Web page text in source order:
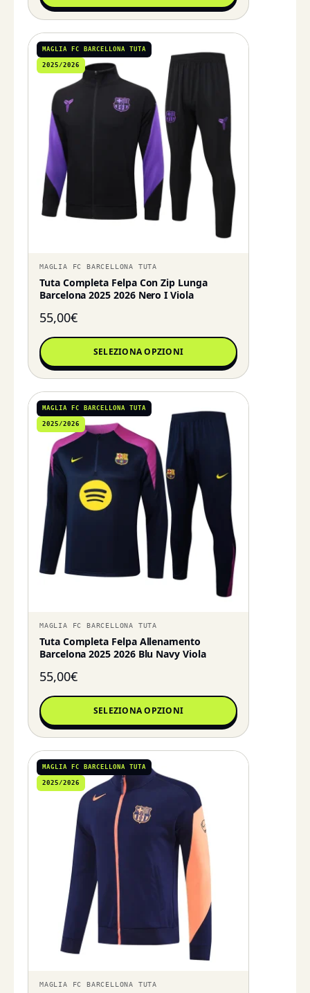
MAGLIA FC BARCELLONA TUTA
2025/2026
MAGLIA FC BARCELLONA TUTA
Tuta Completa Felpa Con Zip Lunga
Barcelona 2025 2026 Nero I Viola
55,00€
SELEZIONA OPZIONI
MAGLIA FC BARCELLONA TUTA
2025/2026
MAGLIA FC BARCELLONA TUTA
Tuta Completa Felpa Allenamento
Barcelona 2025 2026 Blu Navy Viola
55,00€
SELEZIONA OPZIONI
MAGLIA FC BARCELLONA TUTA
2025/2026
MAGLIA FC BARCELLONA TUTA